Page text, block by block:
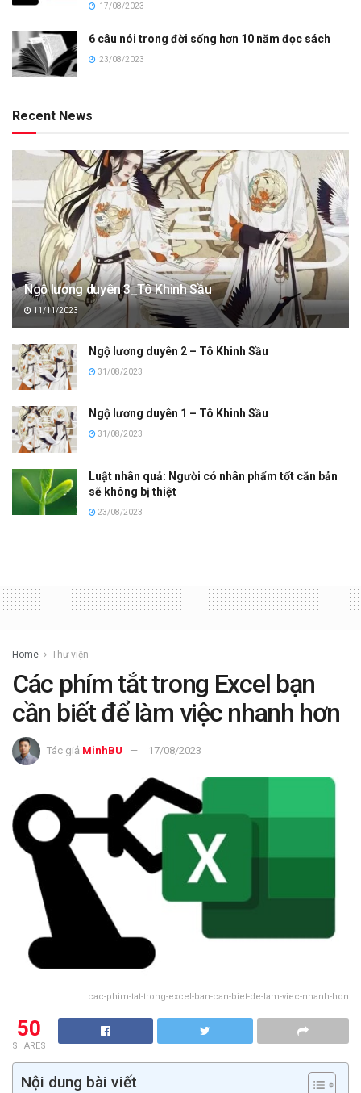
17/08/2023
6 câu nói trong đời sống hơn 10 năm đọc sách
23/08/2023
Recent News
Ngộ lương duyên 3_Tô Khinh Sầu
11/11/2023
Ngộ lương duyên 2 – Tô Khinh Sầu
31/08/2023
Ngộ lương duyên 1 – Tô Khinh Sầu
31/08/2023
Luật nhân quả: Người có nhân phẩm tốt căn bản
sẽ không bị thiệt
23/08/2023
Home Thư viện
Các phím tắt trong Excel bạn
cần biết để làm việc nhanh hơn
Tác giả MinhBU 17/08/2023
cac-phim-tat-trong-excel-ban-can-biet-de-lam-viec-nhanh-hon
50
SHARES
Nội dung bài viết